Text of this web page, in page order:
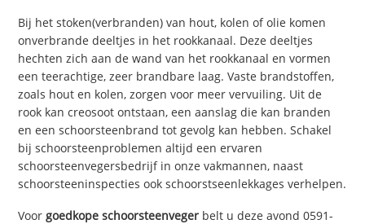
Bij het stoken(verbranden) van hout, kolen of olie komen
onverbrande deeltjes in het rookkanaal. Deze deeltjes
hechten zich aan de wand van het rookkanaal en vormen
een teerachtige, zeer brandbare laag. Vaste brandstoffen,
zoals hout en kolen, zorgen voor meer vervuiling. Uit de
rook kan creosoot ontstaan, een aanslag die kan branden
en een schoorsteenbrand tot gevolg kan hebben. Schakel
bij schoorsteenproblemen altijd een ervaren
schoorsteenvegersbedrijf in onze vakmannen, naast
schoorsteeninspecties ook schoorstseenlekkages verhelpen.
Voorgoedkope schoorsteenveger belt u deze avond 0591-